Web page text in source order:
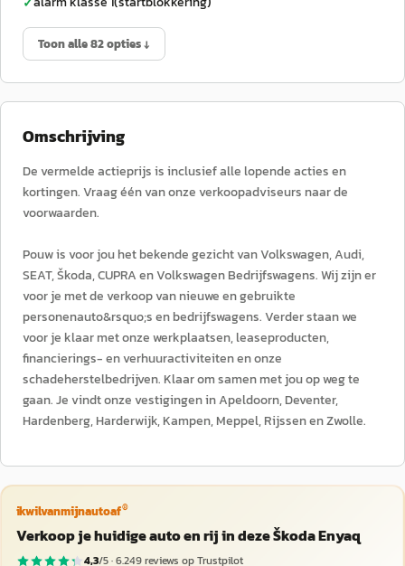
Toon alle 82 opties ↓
Omschrijving
De vermelde actieprijs is inclusief alle lopende acties en
kortingen. Vraag één van onze verkoopadviseurs naar de
voorwaarden.
Pouw is voor jou het bekende gezicht van Volkswagen, Audi,
SEAT, Škoda, CUPRA en Volkswagen Bedrijfswagens. Wij zijn er
voor je met de verkoop van nieuwe en gebruikte
personenauto&rsquo;s en bedrijfswagens. Verder staan we
voor je klaar met onze werkplaatsen, leaseproducten,
financierings- en verhuuractiviteiten en onze
schadeherstelbedrijven. Klaar om samen met jou op weg te
gaan. Je vindt onze vestigingen in Apeldoorn, Deventer,
Hardenberg, Harderwijk, Kampen, Meppel, Rijssen en Zwolle.
ikwilvanmijnautoaf®
Verkoop je huidige auto en rij in deze Škoda Enyaq
4,3/5 ·6.249reviews op Trustpilot